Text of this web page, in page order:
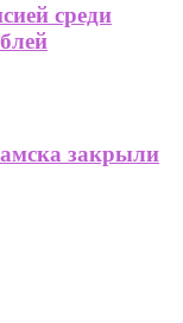
среди
закрыли